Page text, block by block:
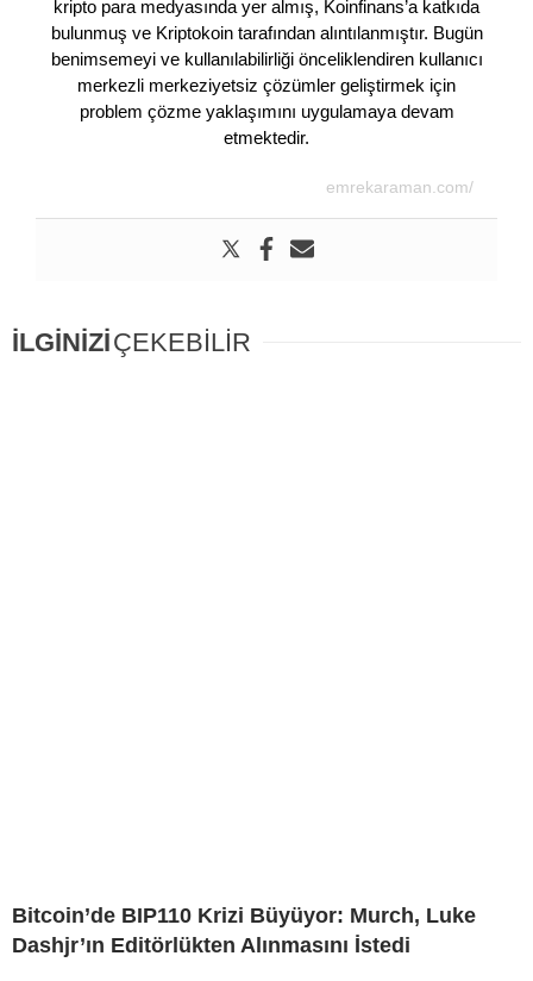
kripto para medyasında yer almış, Koinfinans’a katkıda
bulunmuş ve Kriptokoin tarafından alıntılanmıştır. Bugün
benimsemeyi ve kullanılabilirliği önceliklendiren kullanıcı
merkezli merkeziyetsiz çözümler geliştirmek için
problem çözme yaklaşımını uygulamaya devam
etmektedir.
emrekaraman.com/
İLGİNİZİÇEKEBİLİR
Bitcoin’de BIP110 Krizi Büyüyor: Murch, Luke
Dashjr’ın Editörlükten Alınmasını İstedi